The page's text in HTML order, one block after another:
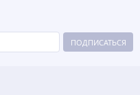
ПОДПИСАТЬСЯ